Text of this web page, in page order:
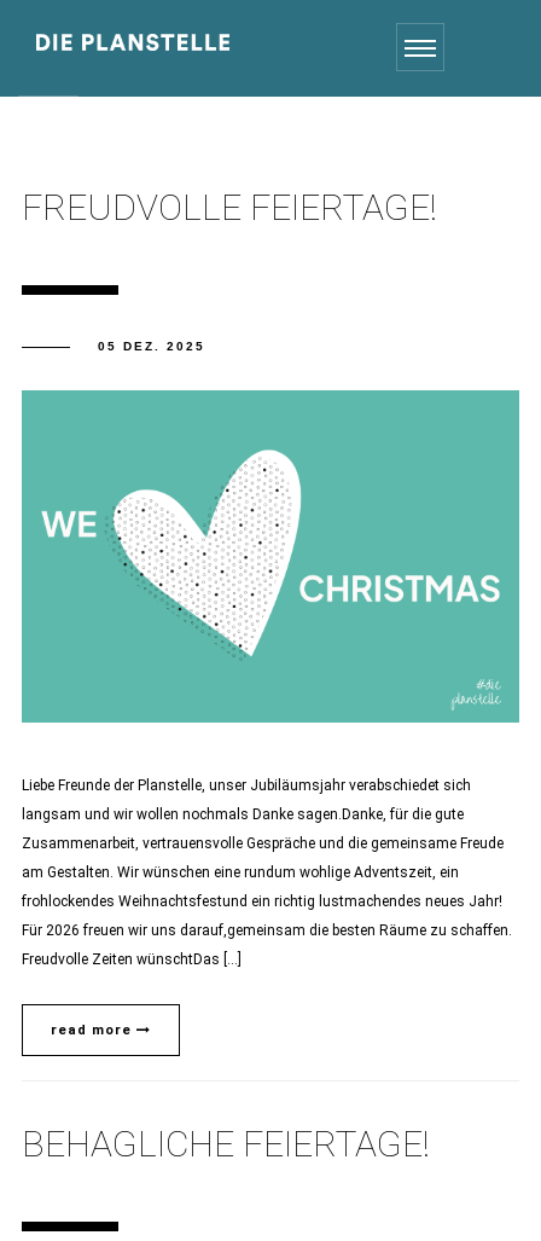
FREUDVOLLE FEIERTAGE!
05 DEZ. 2025
Liebe Freunde der Planstelle, unser Jubiläumsjahr verabschiedet sich
langsam und wir wollen nochmals Danke sagen.Danke, für die gute
Zusammenarbeit, vertrauensvolle Gespräche und die gemeinsame Freude
am Gestalten. Wir wünschen eine rundum wohlige Adventszeit, ein
frohlockendes Weihnachtsfestund ein richtig lustmachendes neues Jahr!
Für 2026 freuen wir uns darauf,gemeinsam die besten Räume zu schaffen.
Freudvolle Zeiten wünschtDas […]
read more
BEHAGLICHE FEIERTAGE!